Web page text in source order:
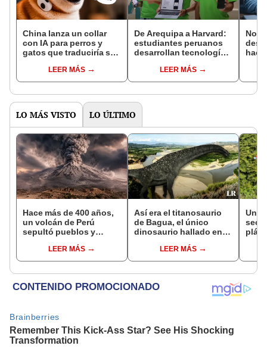
China lanza un collar
con IA para perros y
gatos que traduciría sus
con 95% de efectividad
LEER MÁS
De Arequipa a Harvard:
estudiantes peruanos
desarrollan tecnología
anemia desde un celular
LEER MÁS
No
LO MÁS VISTO LO ÚLTIMO
Hace más de 400 años,
un volcán de Perú
sepultó pueblos y
veranos más fríos de la
historia: sigue bajo
LEER MÁS
Así era el titanosaurio
de Bagua, el único
dinosaurio hallado en
LEER MÁS
Una